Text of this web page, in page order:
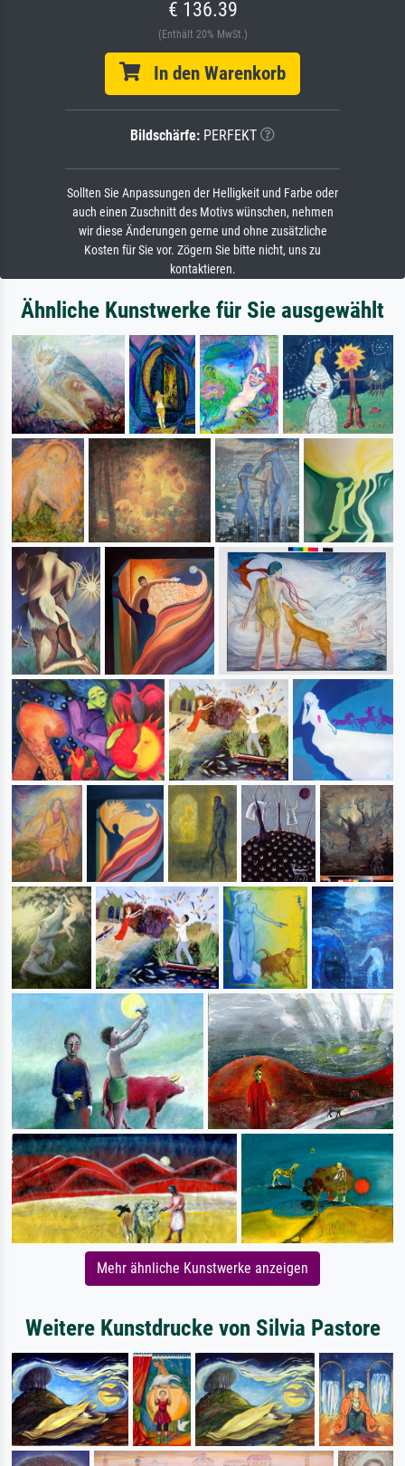
€ 136.39
(Enthält 20% MwSt.)
In den Warenkorb
Bildschärfe: PERFEKT
Sollten Sie Anpassungen der Helligkeit und Farbe oder
auch einen Zuschnitt des Motivs wünschen, nehmen
wir diese Änderungen gerne und ohne zusätzliche
Kosten für Sie vor. Zögern Sie bitte nicht, uns zu
kontaktieren.
Ähnliche Kunstwerke für Sie ausgewählt
Mehr ähnliche Kunstwerke anzeigen
Weitere Kunstdrucke von Silvia Pastore